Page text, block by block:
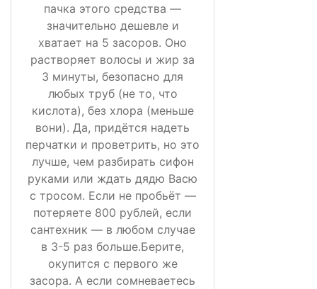
пачка этого средства —
значительно дешевле и
хватает на 5 засоров. Оно
растворяет волосы и жир за
3 минуты, безопасно для
любых труб (не то, что
кислота), без хлора (меньше
вони). Да, придётся надеть
перчатки и проветрить, но это
лучше, чем разбирать сифон
руками или ждать дядю Васю
с тросом. Если не пробьёт —
потеряете 800 рублей, если
сантехник — в любом случае
в 3-5 раз больше.Берите,
окупится с первого же
засора. А если сомневаетесь